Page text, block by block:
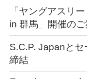
「ヤングアスリ
in 群馬」開催のご
S.C.P. Japanと
締結